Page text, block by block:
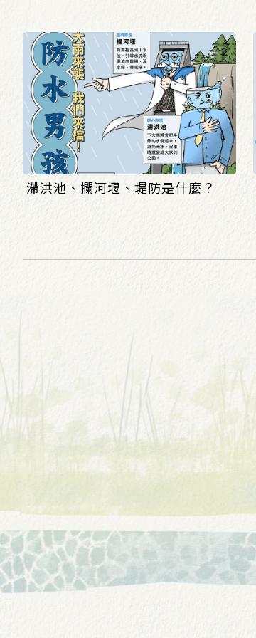
滯洪池、攔河堰、堤防是什麼？